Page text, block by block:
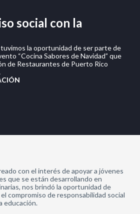
social con la
la oportunidad de ser parte de
“Cocina Sabores de Navidad” que
de Restaurantes de Puerto Rico
con el interés de apoyar a jóvenes
que se están desarrollando en
nos brindó la oportunidad de
compromiso de responsabilidad social
educación.